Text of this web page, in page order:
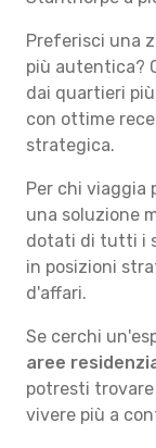
Preferisci una
più autentica?
dai quartieri
con ottime
strategica.
Per chi viaggia
una soluzione
dotati di tutti i
in posizioni
d'affari.
Se cerchi
aree
potresti
vivere più a